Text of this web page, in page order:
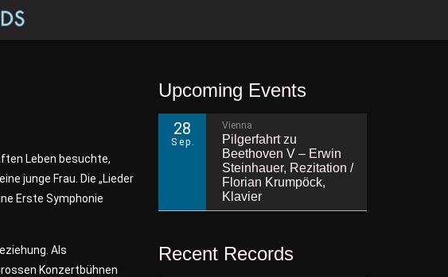
Leben besuchte,
junge Frau. Die „Lieder
Erste Symphonie
Als
Konzertbühnen
Upcoming Events
28
Sep.
Vienna
Pilgerfahrt zu
Beethoven V – Erwin
Steinhauer, Rezitation /
Florian Krumpöck,
Klavier
Recent Records